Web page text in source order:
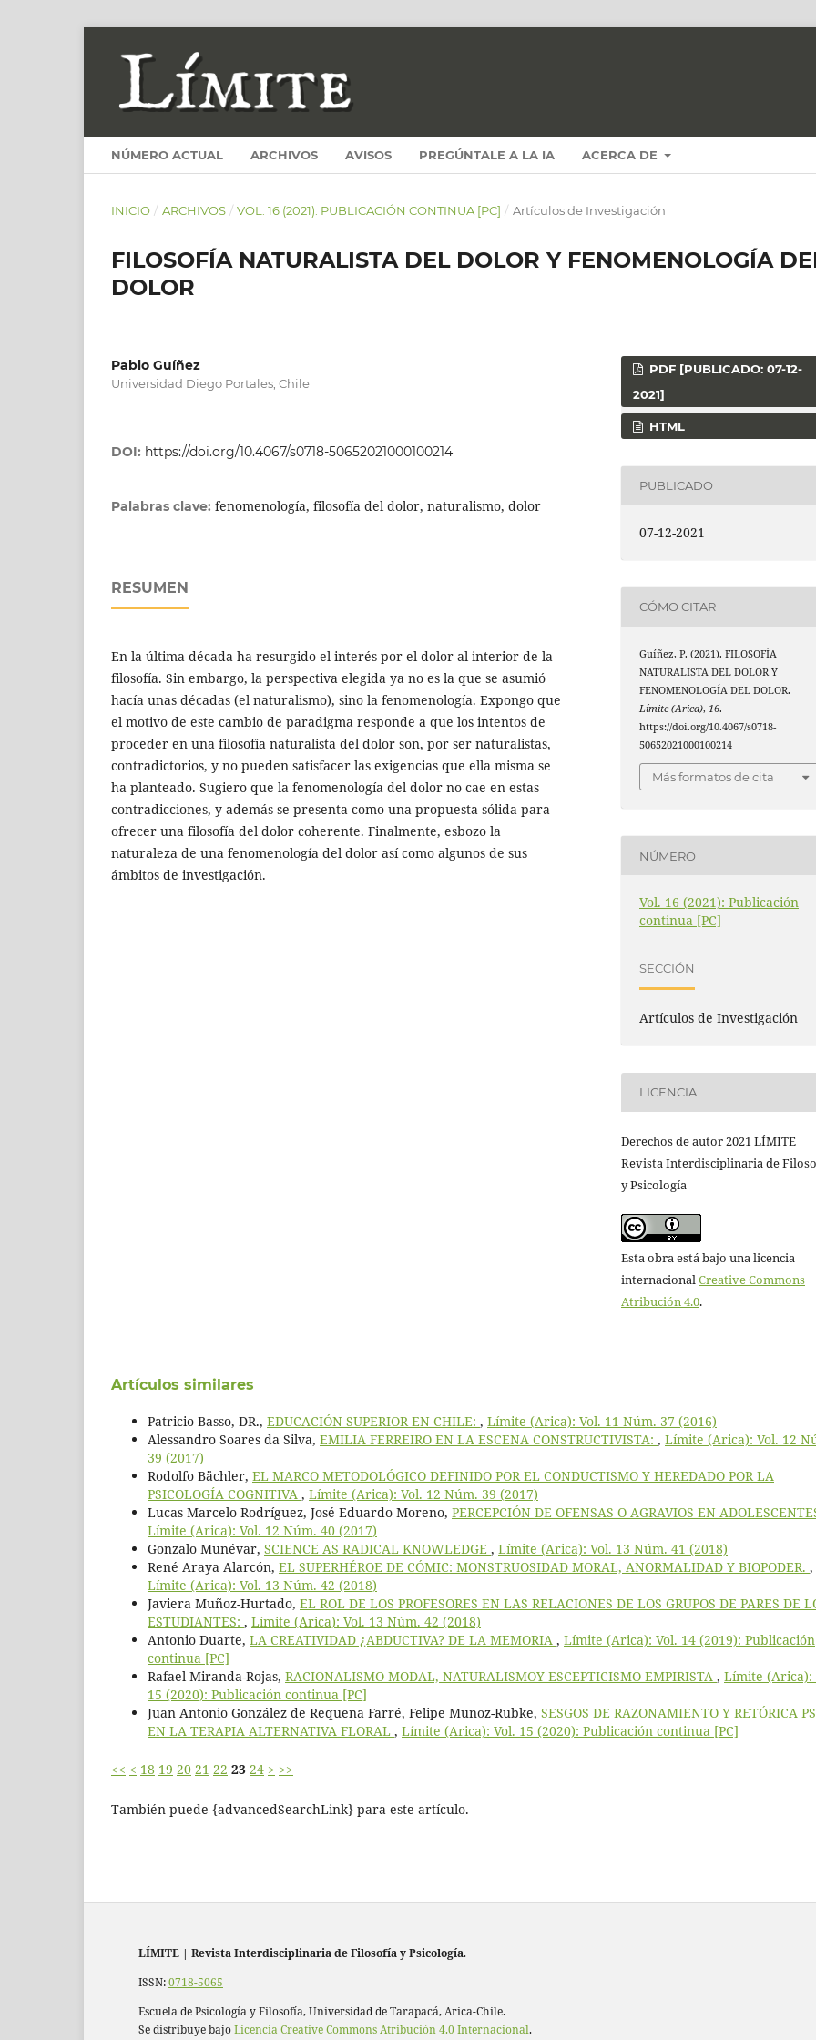
NÚMERO ACTUAL ARCHIVOS AVISOS PREGÚNTALE A LA IA ACERCA DE
INICIO / ARCHIVOS / VOL. 16 (2021): PUBLICACIÓN CONTINUA [PC] / Artículos de Investigación
FILOSOFÍA NATURALISTA DEL DOLOR Y FENOMENOLOGÍA
DOLOR
Pablo Guíñez
Universidad Diego Portales, Chile
DOI: https://doi.org/10.4067/s0718-50652021000100214
Palabras clave: fenomenología, filosofía del dolor, naturalismo, dolor
RESUMEN
En la última década ha resurgido el interés por el dolor al interior de la
filosofía. Sin embargo, la perspectiva elegida ya no es la que se asumió
hacía unas décadas (el naturalismo), sino la fenomenología. Expongo que
el motivo de este cambio de paradigma responde a que los intentos de
proceder en una filosofía naturalista del dolor son, por ser naturalistas,
contradictorios, y no pueden satisfacer las exigencias que ella misma se
ha planteado. Sugiero que la fenomenología del dolor no cae en estas
contradicciones, y además se presenta como una propuesta sólida para
ofrecer una filosofía del dolor coherente. Finalmente, esbozo la
naturaleza de una fenomenología del dolor así como algunos de sus
ámbitos de investigación.
PDF [PUBLICADO: 07-12-
2021]
HTML
PUBLICADO
07-12-2021
CÓMO CITAR
Guíñez, P. (2021). FILOSOFÍA
NATURALISTA DEL DOLOR Y
FENOMENOLOGÍA DEL DOLOR.
Límite (Arica),16.
https://doi.org/10.4067/s0718-
50652021000100214
Más formatos de cita
NÚMERO
Vol. 16 (2021): Publicación
continua [PC]
SECCIÓN
Artículos de Investigación
LICENCIA
Derechos de autor 2021 LÍMITE
Revista Interdisciplinaria de
y Psicología
Esta obra está bajo una licencia
internacional Creative Commons
Atribución 4.0.
Artículos similares
Patricio Basso, DR., EDUCACIÓN SUPERIOR EN CHILE: , Límite (Arica): Vol. 11 Núm. 37 (2016)
Alessandro Soares da Silva, EMILIA FERREIRO EN LA ESCENA CONSTRUCTIVISTA: , Límite (Arica): Vol. 12
39 (2017)
Rodolfo Bächler, EL MARCO METODOLÓGICO DEFINIDO POR EL CONDUCTISMO Y HEREDADO POR LA
PSICOLOGÍA COGNITIVA , Límite (Arica): Vol. 12 Núm. 39 (2017)
Lucas Marcelo Rodríguez, José Eduardo Moreno, PERCEPCIÓN DE OFENSAS O AGRAVIOS EN
Límite (Arica): Vol. 12 Núm. 40 (2017)
Gonzalo Munévar, SCIENCE AS RADICAL KNOWLEDGE , Límite (Arica): Vol. 13 Núm. 41 (2018)
René Araya Alarcón, EL SUPERHÉROE DE CÓMIC: MONSTRUOSIDAD MORAL, ANORMALIDAD Y BIOPODER. ,
Límite (Arica): Vol. 13 Núm. 42 (2018)
Javiera Muñoz-Hurtado, EL ROL DE LOS PROFESORES EN LAS RELACIONES DE LOS GRUPOS DE PARES DE
ESTUDIANTES: , Límite (Arica): Vol. 13 Núm. 42 (2018)
Antonio Duarte, LA CREATIVIDAD ¿ABDUCTIVA? DE LA MEMORIA , Límite (Arica): Vol. 14 (2019): Publicación
continua [PC]
Rafael Miranda-Rojas, RACIONALISMO MODAL, NATURALISMOY ESCEPTICISMO EMPIRISTA , Límite (Arica):
15 (2020): Publicación continua [PC]
Juan Antonio González de Requena Farré, Felipe Munoz-Rubke, SESGOS DE RAZONAMIENTO Y RETÓRICA
EN LA TERAPIA ALTERNATIVA FLORAL , Límite (Arica): Vol. 15 (2020): Publicación continua [PC]
<< < 18 19 20 21 22 23 24 > >>
También puede {advancedSearchLink} para este artículo.
LÍMITE | Revista Interdisciplinaria de Filosofía y Psicología.
ISSN:0718-5065
Escuela de Psicología y Filosofía, Universidad de Tarapacá, Arica-Chile.
Se distribuye bajoLicencia Creative Commons Atribución 4.0 Internacional.